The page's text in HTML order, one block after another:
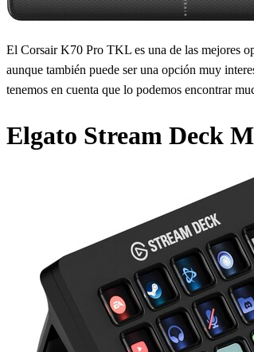
El Corsair K70 Pro TKL es una de las mejores
aunque también puede ser una opción muy
tenemos en cuenta que lo podemos encontrar
Elgato Stream Deck